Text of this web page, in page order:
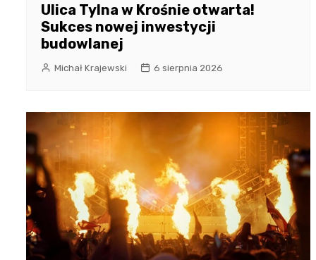
Ulica Tylna w Krośnie otwarta!
Sukces nowej inwestycji
budowlanej
Michał Krajewski 6 sierpnia 2026